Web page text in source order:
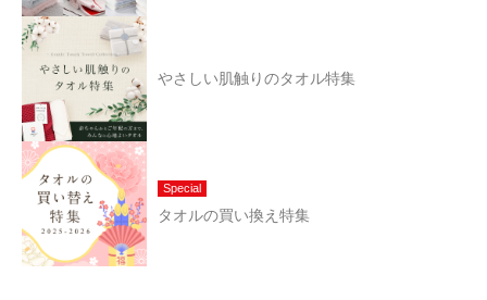
やさしい肌触りのタオル特集
Special
タオルの買い換え特集